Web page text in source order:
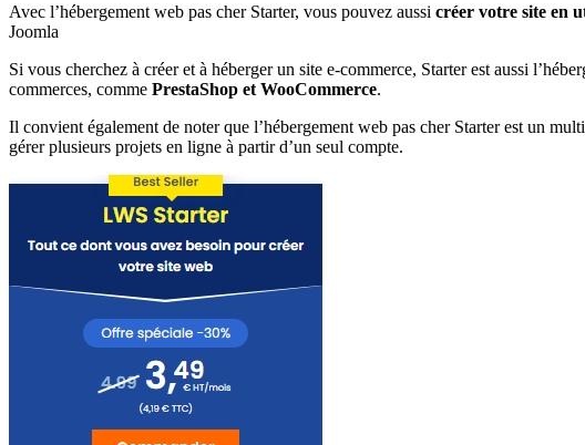
Avec l’hébergement web pas cher Starter, vous pouvez aussi créer votre site en
Joomla
Si vous cherchez à créer et à héberger un site e-commerce, Starter est aussi
commerces, comme PrestaShop et WooCommerce.
Il convient également de noter que l’hébergement web pas cher Starter est un
gérer plusieurs projets en ligne à partir d’un seul compte.